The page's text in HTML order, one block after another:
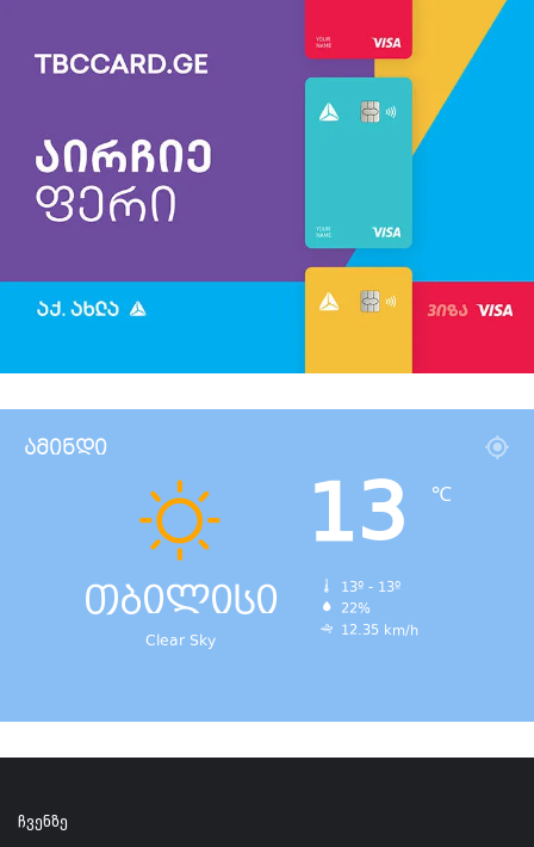
ამინდი
თბილისი
Clear Sky
13 ℃
13º - 13º
22%
12.35 km/h
ჩვენზე